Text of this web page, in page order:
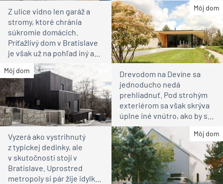
bývanie pre rodinu
Môj dom
Z ulice vidno len garáž a
stromy, ktoré chránia
súkromie domácich.
Príťažlivý dom v Bratislave
je však už na pohľad iný ako
susedia
Môj dom
Drevodom na Devíne sa
jednoducho nedá
prehliadnuť. Pod strohým
exteriérom sa však skrýva
úplne iné vnútro, ako by ste
čakali
Môj dom
Vyzerá ako vystrihnutý
z typickej dedinky, ale
v skutočnosti stojí v
Bratislave. Uprostred
metropoly si pár žije idylku